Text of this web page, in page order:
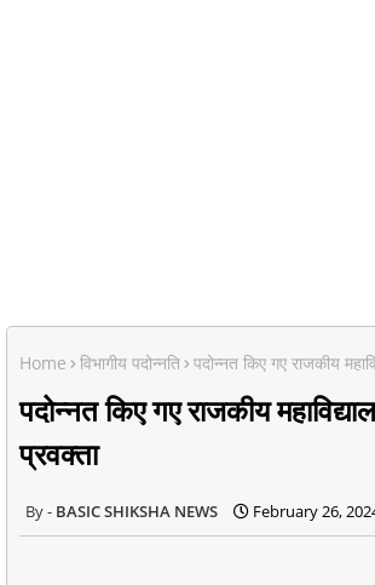
Home विभागीय पदोन्नति पदोन्नत किए गए राजकीय
पदोन्नत किए गए राजकीय
प्रवक्ता
BASIC SHIKSHA NEWS February 26,